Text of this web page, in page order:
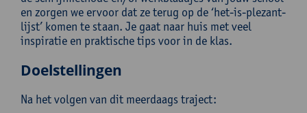
en zorgen we ervoor dat ze terug op de ‘het-is-plezant-
lijst’ komen te staan. Je gaat naar huis met veel
inspiratie en praktische tips voor in de klas.
Doelstellingen
Na het volgen van dit meerdaags traject: